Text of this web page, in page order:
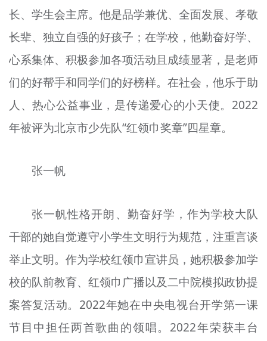
长、学生会主席。他是品学兼优、全面发展、孝敬
长辈、独立自强的好孩子；在学校，他勤奋好学、
心系集体、积极参加各项活动且成绩显著，是老师
们的好帮手和同学们的好榜样。在社会，他乐于助
人、热心公益事业，是传递爱心的小天使。2022
年被评为北京市少先队“红领巾奖章”四星章。
张一帆
张一帆性格开朗、勤奋好学，作为学校大队
干部的她自觉遵守小学生文明行为规范，注重言谈
举止文明。作为学校红领巾宣讲员，她积极参加学
校的队前教育、红领巾广播以及二中院模拟政协提
案答复活动。2022年她在中央电视台开学第一课
节目中担任两首歌曲的领唱。2022年荣获丰台